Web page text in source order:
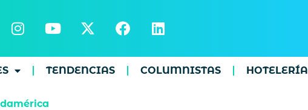
TENDENCIAS COLUMNISTAS HOTELERÍA